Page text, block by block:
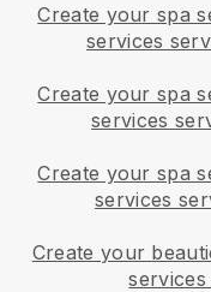
Create your spa
services
Create your spa
services
Create your spa
services
Create your